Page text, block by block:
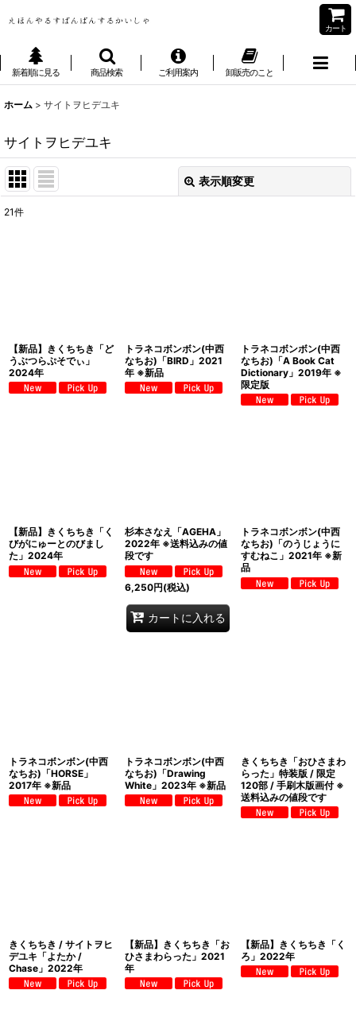
カート
新着順に見る 商品検索 ご利用案内 卸販売のこと
ホーム > サイトヲヒデユキ
サイトヲヒデユキ
表示順変更
21件
【新品】きくちちき「ど
うぶつらぷそでぃ」
2024年
トラネコボンボン(中西
なちお)「BIRD」2021
年 ※新品
トラネコボンボン(中西
なちお)「A Book Cat
Dictionary」2019年 ※
限定版
【新品】きくちちき「く
びがにゅーとのびまし
た」2024年
杉本さなえ「AGEHA」
2022年 ※送料込みの値
段です
6,250円(税込)
カートに入れる
トラネコボンボン(中西
なちお)「のうじょうに
すむねこ」2021年 ※新
品
トラネコボンボン(中西
なちお)「HORSE」
2017年 ※新品
トラネコボンボン(中西
なちお)「Drawing
White」2023年 ※新品
きくちちき「おひさまわ
らった」特装版 / 限定
120部 / 手刷木版画付 ※
送料込みの値段です
きくちちき / サイトヲヒ
デユキ「よたか /
Chase」2022年
【新品】きくちちき「お
ひさまわらった」2021
年
【新品】きくちちき「く
ろ」2022年